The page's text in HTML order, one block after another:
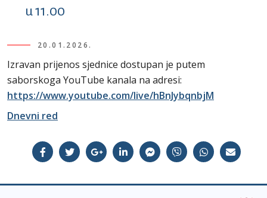
u 11.00
20.01.2026.
Izravan prijenos sjednice dostupan je putem
saborskoga YouTube kanala na adresi:
https://www.youtube.com/live/hBnJybqnbjM
Dnevni red